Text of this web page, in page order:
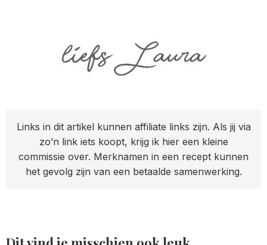
Links in dit artikel kunnen affiliate links zijn. Als jij via
zo’n link iets koopt, krijg ik hier een kleine
commissie over. Merknamen in een recept kunnen
het gevolg zijn van een betaalde samenwerking.